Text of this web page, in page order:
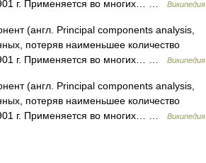
г. Применяется во многих… …
Википедия
(англ. Principal components analysis,
потеряв наименьшее количество
г. Применяется во многих… …
Википедия
(англ. Principal components analysis,
потеряв наименьшее количество
г. Применяется во многих… …
Википедия